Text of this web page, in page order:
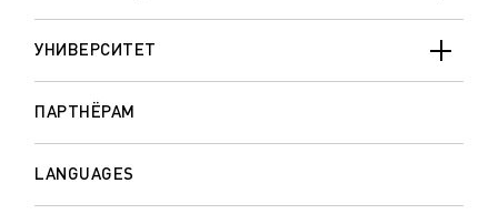
УНИВЕРСИТЕТ
ПАРТНЁРАМ
LANGUAGES